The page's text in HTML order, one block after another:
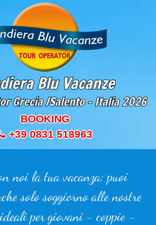
Blu Vacanze
Grecia /Salento - Italia2026
BOOKING
+39 0831 518963
noi la tua vacanza: puoi
solo soggiorno alle nostre
per giovani - coppie -